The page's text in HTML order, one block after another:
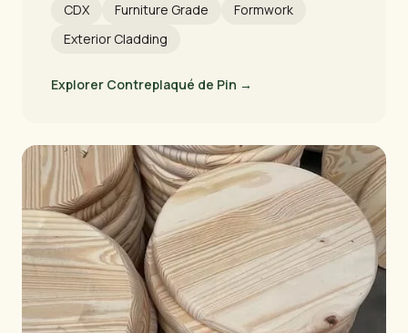
CDX Furniture Grade
Formwork
Exterior Cladding
Explorer Contreplaqué de Pin →